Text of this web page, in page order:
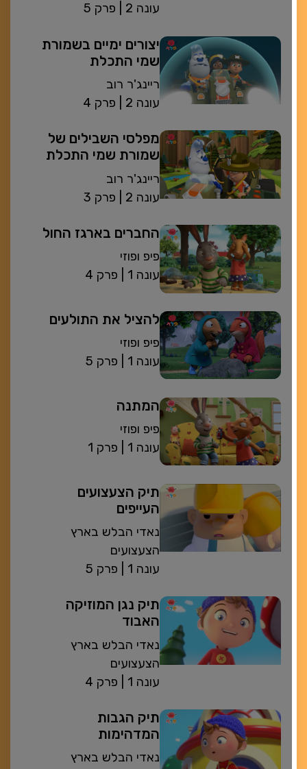
פרק 5
| עונה 2
יצורים ימיים בשמורת
שמי התכלת
ריינג'ר רוב
פרק 4
| עונה 2
מפלסי השבילים של
שמורת שמי התכלת
ריינג'ר רוב
פרק 3
| עונה 2
החברים בארגז החול
פיפ ופוזי
פרק 4
| עונה 1
להציל את התולעים
פיפ ופוזי
פרק 5
| עונה 1
המתנה
פיפ ופוזי
פרק 1
| עונה 1
תיק הצעצועים
העייפים
נאדי הבלש בארץ
הצעצועים
פרק 5
| עונה 1
תיק נגן המוזיקה
האבוד
נאדי הבלש בארץ
הצעצועים
פרק 4
| עונה 1
תיק הגבות
המדהימות
נאדי הבלש בארץ